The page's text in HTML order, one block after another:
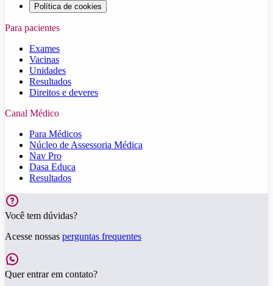
Política de cookies
Para pacientes
Exames
Vacinas
Unidades
Resultados
Direitos e deveres
Canal Médico
Para Médicos
Núcleo de Assessoria Médica
Nav Pro
Dasa Educa
Resultados
Você tem dúvidas?
Acesse nossas perguntas frequentes
Quer entrar em contato?